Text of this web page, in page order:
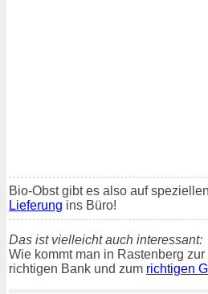
Bio-Obst gibt es also auf
Lieferung ins Büro!
Das ist vielleicht auch interessant:
Wie kommt man in Rastenberg zur
richtigen Bank und zum richtigen